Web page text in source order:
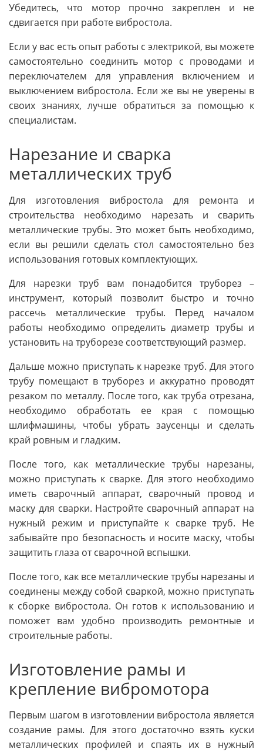
Убедитесь, что мотор прочно закреплен и не
сдвигается при работе вибростола.
Если у вас есть опыт работы с электрикой, вы можете
самостоятельно соединить мотор с проводами и
переключателем для управления включением и
выключением вибростола. Если же вы не уверены в
своих знаниях, лучше обратиться за помощью к
специалистам.
Нарезание и сварка
металлических труб
Для изготовления вибростола для ремонта и
строительства необходимо нарезать и сварить
металлические трубы. Это может быть необходимо,
если вы решили сделать стол самостоятельно без
использования готовых комплектующих.
Для нарезки труб вам понадобится труборез –
инструмент, который позволит быстро и точно
рассечь металлические трубы. Перед началом
работы необходимо определить диаметр трубы и
установить на труборезе соответствующий размер.
Дальше можно приступать к нарезке труб. Для этого
трубу помещают в труборез и аккуратно проводят
резаком по металлу. После того, как труба отрезана,
необходимо обработать ее края с помощью
шлифмашины, чтобы убрать заусенцы и сделать
край ровным и гладким.
После того, как металлические трубы нарезаны,
можно приступать к сварке. Для этого необходимо
иметь сварочный аппарат, сварочный провод и
маску для сварки. Настройте сварочный аппарат на
нужный режим и приступайте к сварке труб. Не
забывайте про безопасность и носите маску, чтобы
защитить глаза от сварочной вспышки.
После того, как все металлические трубы нарезаны и
соединены между собой сваркой, можно приступать
к сборке вибростола. Он готов к использованию и
поможет вам удобно производить ремонтные и
строительные работы.
Изготовление рамы и
крепление вибромотора
Первым шагом в изготовлении вибростола является
создание рамы. Для этого достаточно взять куски
металлических профилей и спаять их в нужный